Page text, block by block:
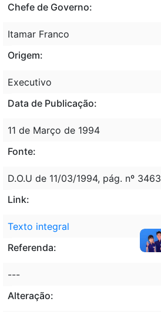
Chefe de Governo:
Itamar Franco
Origem:
Executivo
Data de Publicação:
11 de Março de 1994
Fonte:
D.O.U de 11/03/1994, pág. nº 3463
Link:
Texto integral
Referenda:
---
Alteração: